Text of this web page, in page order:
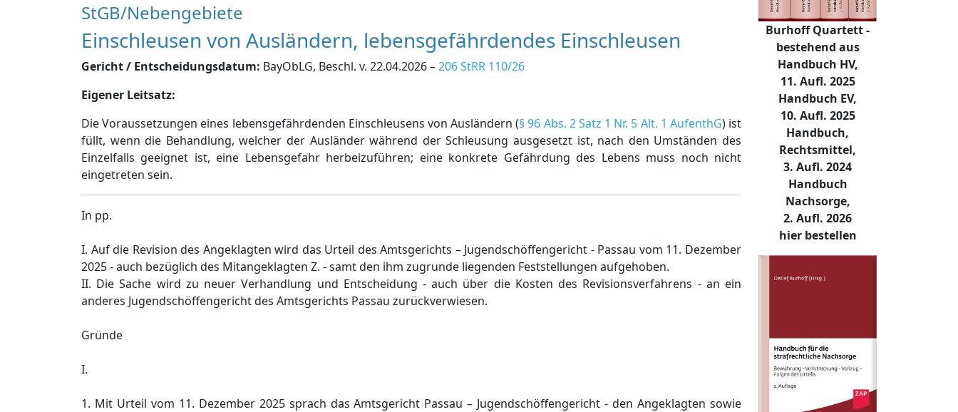
StGB/Nebengebiete
Einschleusen von Ausländern, lebensgefährdendes Einschleusen
Gericht / Entscheidungsdatum: BayObLG, Beschl. v. 22.04.2026 –206 StRR 110/26
Eigener Leitsatz:
Die Voraussetzungen eines lebensgefährdenden Einschleusens von Ausländern (§ 96 Abs. 2 Satz 1 Nr. 5 Alt. 1 AufenthG) ist
füllt, wenn die Behandlung, welcher der Ausländer während der Schleusung ausgesetzt ist, nach den Umständen des
Einzelfalls geeignet ist, eine Lebensgefahr herbeizuführen; eine konkrete Gefährdung des Lebens muss noch nicht
eingetreten sein.
In pp.
I. Auf die Revision des Angeklagten wird das Urteil des Amtsgerichts – Jugendschöffengericht - Passau vom 11. Dezember
2025 - auch bezüglich des Mitangeklagten Z. - samt den ihm zugrunde liegenden Feststellungen aufgehoben.
II. Die Sache wird zu neuer Verhandlung und Entscheidung - auch über die Kosten des Revisionsverfahrens - an ein
anderes Jugendschöffengericht des Amtsgerichts Passau zurückverwiesen.
Gründe
I.
1. Mit Urteil vom 11. Dezember 2025 sprach das Amtsgericht Passau – Jugendschöffengericht - den Angeklagten sowie
Burhoff Quartett -
bestehend aus
Handbuch HV,
11. Aufl. 2025
Handbuch EV,
10. Aufl. 2025
Handbuch,
Rechtsmittel,
3. Aufl. 2024
Handbuch
Nachsorge,
2. Aufl. 2026
hier bestellen